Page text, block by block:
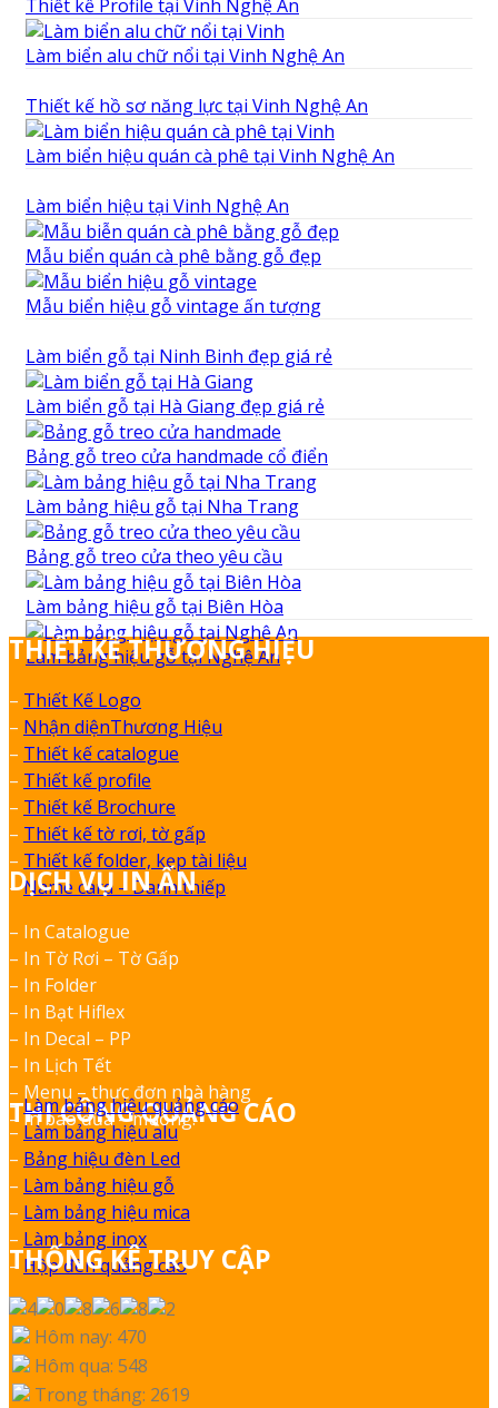
Thiết kế Profile tại Vinh Nghệ An
Làm biển alu chữ nổi tại Vinh Nghệ An
Thiết kế hồ sơ năng lực tại Vinh Nghệ An
Làm biển hiệu quán cà phê tại Vinh Nghệ An
Làm biển hiệu tại Vinh Nghệ An
Mẫu biển quán cà phê bằng gỗ đẹp
Mẫu biển hiệu gỗ vintage ấn tượng
Làm biển gỗ tại Ninh Binh đẹp giá rẻ
Làm biển gỗ tại Hà Giang đẹp giá rẻ
Bảng gỗ treo cửa handmade cổ điển
Làm bảng hiệu gỗ tại Nha Trang
Bảng gỗ treo cửa theo yêu cầu
Làm bảng hiệu gỗ tại Biên Hòa
Làm bảng hiệu gỗ tại Nghệ An
THIẾT KẾ THƯƠNG HIỆU
– Thiết Kế Logo
– Nhận diệnThương Hiệu
– Thiết kế catalogue
– Thiết kế profile
– Thiết kế Brochure
– Thiết kế tờ rơi, tờ gấp
– Thiết kế folder, kẹp tài liệu
–Name card – Danh thiếp
DỊCH VỤ IN ẤN
– In Catalogue
– In Tờ Rơi – Tờ Gấp
– In Folder
– In Bạt Hiflex
– In Decal – PP
– In Lịch Tết
– Menu – thực đơn nhà hàng
– In bao đũa – muỗng.
THI CÔNG QUẢNG CÁO
–Làm bảng hiệu quảng cáo
– Làm bảng hiệu alu
– Bảng hiệu đèn Led
– Làm bảng hiệu gỗ
– Làm bảng hiệu mica
– Làm bảng inox
– Hộp đèn quảng cáo
THỐNG KÊ TRUY CẬP
Hôm nay: 470
Hôm qua: 548
Trong tháng: 2619